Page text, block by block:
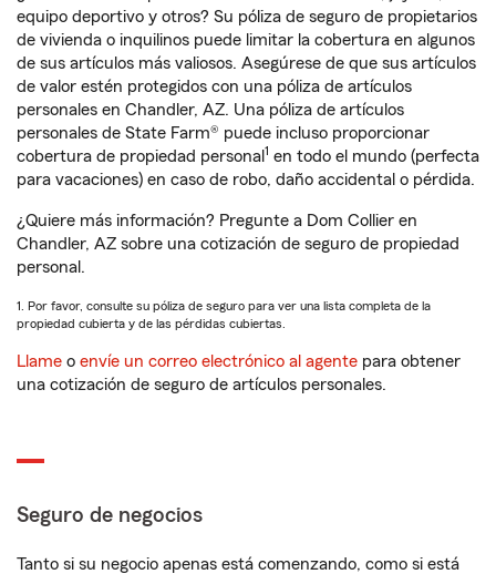
equipo deportivo y otros? Su póliza de seguro de propietarios
de vivienda o inquilinos puede limitar la cobertura en algunos
de sus artículos más valiosos. Asegúrese de que sus artículos
de valor estén protegidos con una póliza de artículos
personales en Chandler, AZ. Una póliza de artículos
personales de State Farm® puede incluso proporcionar
cobertura de propiedad personal 1 en todo el mundo (perfecta
para vacaciones) en caso de robo, daño accidental o pérdida.
¿Quiere más información? Pregunte a Dom Collier en
Chandler, AZ sobre una cotización de seguro de propiedad
personal.
1. Por favor, consulte su póliza de seguro para ver una lista completa de la
propiedad cubierta y de las pérdidas cubiertas.
Llame o envíe un correo electrónico al agente para obtener
una cotización de seguro de artículos personales.
Seguro de negocios
Tanto si su negocio apenas está comenzando, como si está